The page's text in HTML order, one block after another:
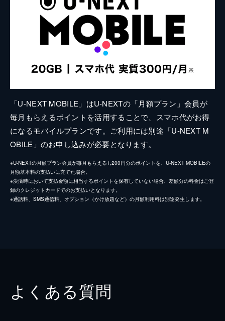
「U-NEXT MOBILE」はU-NEXTの「月額プラン」会員が
毎月もらえるポイントを活用することで、スマホ代がお得
になるモバイルプランです。ご利用には別途「U-NEXT M
OBILE」のお申し込みが必要となります。
※U-NEXTの月額プラン会員が毎月もらえる1,200円分のポイントを、U-NEXT MOBILEの
月額基本料の支払いに充てた場合。
※決済時において支払金額に相当するポイントを保有していない場合、差額分の料金はご登
録のクレジットカードでのお支払いとなります。
※通話料、SMS通信料、オプション（かけ放題など）の月額利用料は別途発生します。
よくある質問